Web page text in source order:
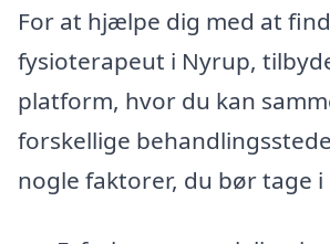
For at hjælpe dig med at
fysioterapeut i Nyrup,
platform, hvor du kan
forskellige
nogle faktorer, du bør tage